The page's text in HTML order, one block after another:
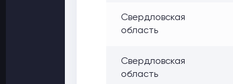
Свердловская
область
Свердловская
область